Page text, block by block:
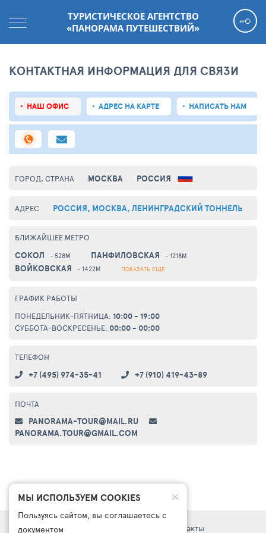
ТУРИСТИЧЕСКОЕ АГЕНТСТВО
«ПАНОРАМА ПУТЕШЕСТВИЙ»
КОНТАКТНАЯ ИНФОРМАЦИЯ ДЛЯ СВЯЗИ
НАШ ОФИС АДРЕС НА КАРТЕ НАПИСАТЬ НАМ
ГОРОД, СТРАНА МОСКВА РОССИЯ
АДРЕС РОССИЯ, МОСКВА, ЛЕНИНГРАДСКИЙ ТОННЕЛЬ
БЛИЖАЙШЕЕ МЕТРО
СОКОЛ - 528М ПАНФИЛОВСКАЯ - 1218М
ВОЙКОВСКАЯ - 1422М ПОКАЗАТЬ ЕЩЕ
ГРАФИК РАБОТЫ
ПОНЕДЕЛЬНИК-ПЯТНИЦА: 10:00 - 19:00
СУББОТА-ВОСКРЕСЕНЬЕ: 00:00 - 00:00
ТЕЛЕФОН
+7 (495) 974-35-41 +7 (910) 419-43-89
ПОЧТА
PANORAMA-TOUR@MAIL.RU
PANORAMA.TOUR@GMAIL.COM
Правовая информация Контакты
МЫ ИСПОЛЬЗУЕМ COOKIES
Пользуясь сайтом, вы соглашаетесь с
документом